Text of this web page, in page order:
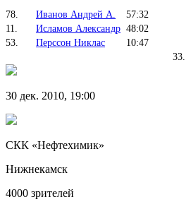
78. Иванов Андрей А.
57:32
11.
Исламов Александр 48:02
53.
Перссон Никлас
10:47
33.
30 дек. 2010, 19:00
СКК «Нефтехимик»
Нижнекамск
4000 зрителей